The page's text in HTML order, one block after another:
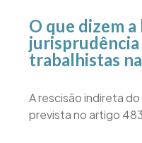
O que dizem a
trabalhistas
A rescisão indireta
prevista no artigo